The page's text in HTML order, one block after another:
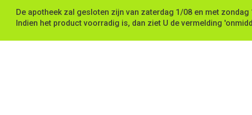
De apotheek zal gesloten zijn van zaterdag 1/08 en met
Indien het product voorradig is, dan ziet U de vermelding